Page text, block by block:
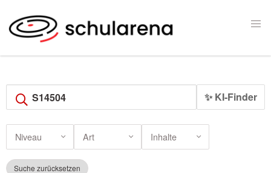
✨ KI-Finder
Niveau Art Inhalte
Suche zurücksetzen